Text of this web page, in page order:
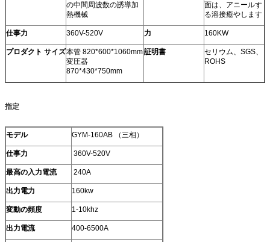
の中間周波数の誘導加
熱機械
面は、アニールす
る溶接癒やします
仕事力 360V-520V 力 160KW
プロダクト サイズ本管 820*600*1060mm
変圧器
870*430*750mm
証明書
セリウム、SGS、
ROHS
指定
モデル GYM-160AB （三相）
仕事力 360V-520V
最高の入力電流 240A
出力電力 160kw
変動の頻度 1-10khz
出力電流 400-6500A